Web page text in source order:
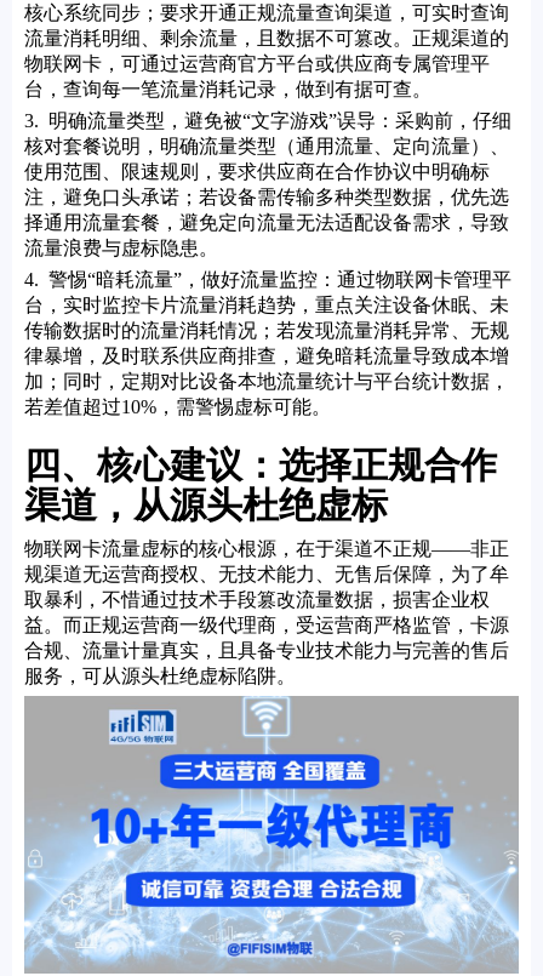
核心系统同步；要求开通正规流量查询渠道，可实时查询
流量消耗明细、剩余流量，且数据不可篡改。正规渠道的
物联网卡，可通过运营商官方平台或供应商专属管理平
台，查询每一笔流量消耗记录，做到有据可查。
3. 明确流量类型，避免被“文字游戏”误导：采购前，仔细
核对套餐说明，明确流量类型（通用流量、定向流量）、
使用范围、限速规则，要求供应商在合作协议中明确标
注，避免口头承诺；若设备需传输多种类型数据，优先选
择通用流量套餐，避免定向流量无法适配设备需求，导致
流量浪费与虚标隐患。
4. 警惕“暗耗流量”，做好流量监控：通过物联网卡管理平
台，实时监控卡片流量消耗趋势，重点关注设备休眠、未
传输数据时的流量消耗情况；若发现流量消耗异常、无规
律暴增，及时联系供应商排查，避免暗耗流量导致成本增
加；同时，定期对比设备本地流量统计与平台统计数据，
若差值超过10%，需警惕虚标可能。
四、核心建议：选择正规合作
渠道，从源头杜绝虚标
物联网卡流量虚标的核心根源，在于渠道不正规——非正
规渠道无运营商授权、无技术能力、无售后保障，为了牟
取暴利，不惜通过技术手段篡改流量数据，损害企业权
益。而正规运营商一级代理商，受运营商严格监管，卡源
合规、流量计量真实，且具备专业技术能力与完善的售后
服务，可从源头杜绝虚标陷阱。